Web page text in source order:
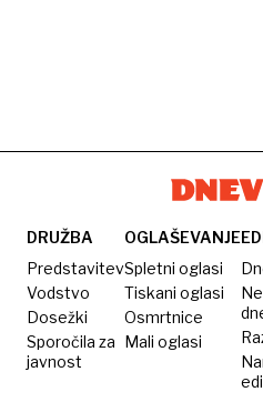
DRUŽBA
Predstavitev
Vodstvo
Dosežki
Sporočila za
javnost
OGLAŠEVANJE
Spletni oglasi
Tiskani oglasi
Osmrtnice
Mali oglasi